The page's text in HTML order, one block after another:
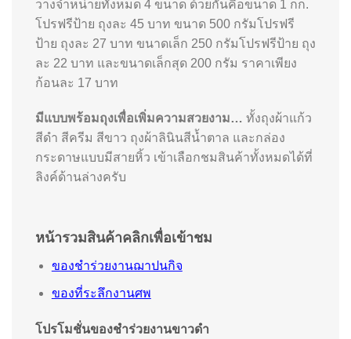
วางจำหน่ายทั้งหมด 4 ขนาด ด้วยกันคือขนาด 1 กก.
โปรฟรีป้าย ถุงละ 45 บาท ขนาด 500 กรัมโปรฟรี
ป้าย ถุงละ 27 บาท ขนาดเล็ก 250 กรัมโปรฟรีป้าย ถุง
ละ 22 บาท และขนาดเล็กสุด 200 กรัม ราคาเพียง
ก้อนละ 17 บาท
มีแบบพร้อมถุงเพื่อเพิ่มความสวยงาม… ทั้งถุงผ้าแก้ว
สีดำ สีครีม สีขาว ถุงผ้าลินินสีน้ำตาล และกล่อง
กระดาษแบบมีสายหิ้ว เข้าเลือกชมสินค้าทั้งหมดได้ที่
ลิงค์ด้านล่างครับ
หน้ารวมสินค้าคลิกเพื่อเข้าชม
ของชำร่วยงานฌาปนกิจ
ของที่ระลึกงานศพ
โปรโมชั่นของชำร่วยงานขาวดำ